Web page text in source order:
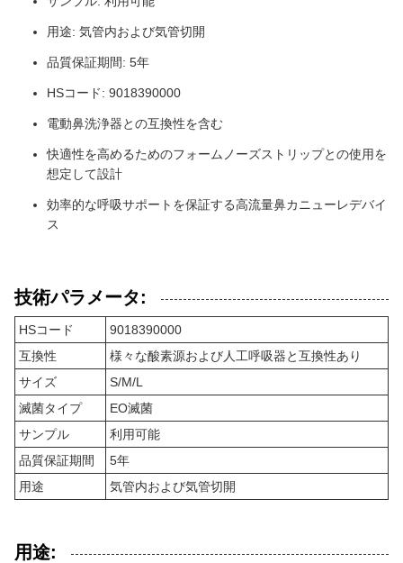
用途: 気管内および気管切開
品質保証期間: 5年
HSコード: 9018390000
電動鼻洗浄器との互換性を含む
快適性を高めるためのフォームノーズストリップとの使用を
想定して設計
効率的な呼吸サポートを保証する高流量鼻カニューレデバイ
ス
技術パラメータ:
HSコード
9018390000
互換性
様々な酸素源および人工呼吸器と互換性あり
サイズ
S/M/L
滅菌タイプ
EO滅菌
サンプル
利用可能
品質保証期間
5年
用途
気管内および気管切開
用途: